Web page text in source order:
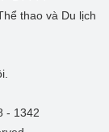
thao và Du lịch
- 1342